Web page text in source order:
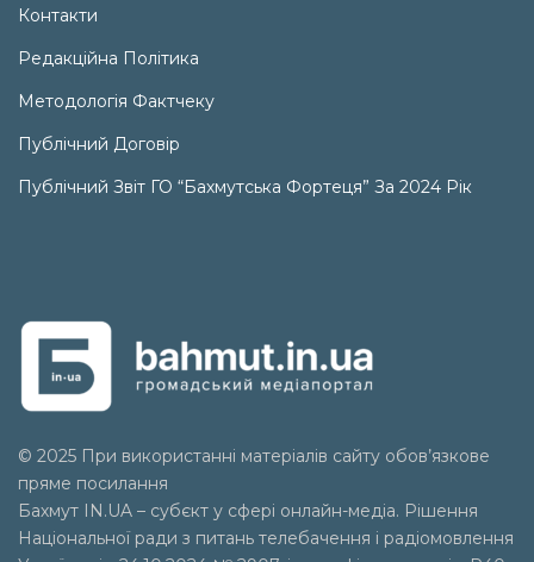
Контакти
Редакційна Політика
Методологія Фактчеку
Публічний Договір
Публічний Звіт ГО “Бахмутська Фортеця” За 2024 Рік
© 2025 При використанні матеріалів сайту обов’язкове
пряме посилання
Бахмут IN.UA – субєкт у сфері онлайн-медіа. Рішення
Національної ради з питань телебачення і радіомовлення